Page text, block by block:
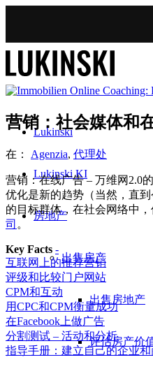
Lukinski
Lukinski KI
房地产
出售房产
出售房地产
评估房产价
营销：社会媒体和
在： Agenzia, 代理处
营销：在线广告 – 万维网2.0
优化是新的趋势（当然，直
的目标群体，在社会网络中
司 。
Key Facts -
互联网上的推荐营销
评级和比较门户网站
CPM和互动
用CPC和CPM衡量成功
在Facebook上做广告
分割测试 – 活动和分析
指导手册：建立自己的企业和